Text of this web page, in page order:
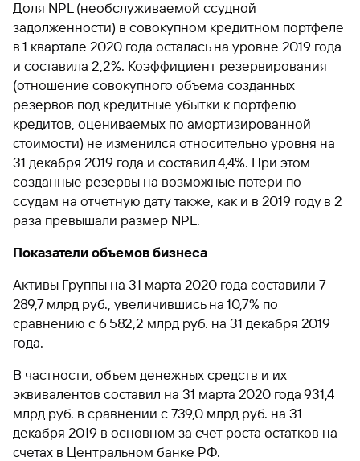
Доля NPL (необслуживаемой ссудной
задолженности) в совокупном кредитном портфеле
в 1 квартале 2020 года осталась на уровне 2019 года
и составила 2,2%. Коэффициент резервирования
(отношение совокупного объема созданных
резервов под кредитные убытки к портфелю
кредитов, оцениваемых по амортизированной
стоимости) не изменился относительно уровня на
31 декабря 2019 года и составил 4,4%. При этом
созданные резервы на возможные потери по
ссудам на отчетную дату также, как и в 2019 году в 2
раза превышали размер NPL.
Показатели объемов бизнеса
Активы Группы на 31 марта 2020 года составили 7
289,7 млрд руб., увеличившись на 10,7% по
сравнению с 6 582,2 млрд руб. на 31 декабря 2019
года.
В частности, объем денежных средств и их
эквивалентов составил на 31 марта 2020 года 931,4
млрд руб. в сравнении с 739,0 млрд руб. на 31
декабря 2019 в основном за счет роста остатков на
счетах в Центральном банке РФ.